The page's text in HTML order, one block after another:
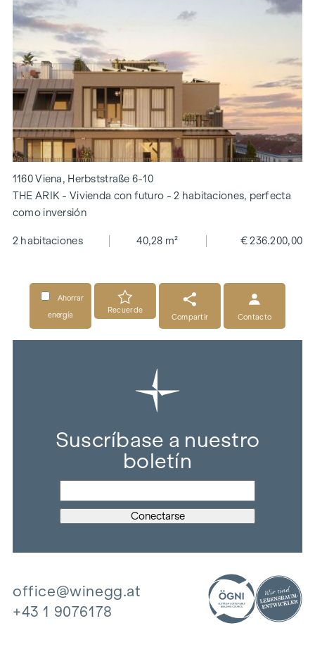
1160 Viena, Herbststraße 6-10
THE ARIK - Vivienda con futuro - 2 habitaciones, perfecta
como inversión
2 habitaciones 40,28 m² € 236.200,00
Ahorrar
energía
Recuerde
Compartir
Contacto
Suscríbase a nuestro
boletín
office@winegg.at
+43 1 9076178